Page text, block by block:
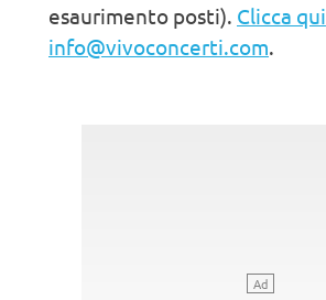
esaurimento posti). Clicca qui
info@vivoconcerti.com.